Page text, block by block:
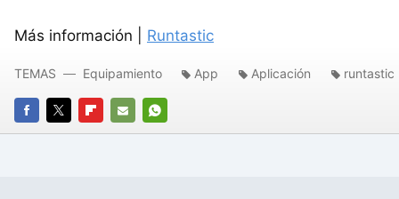
Más información | Runtastic
FACEBOOK
TWITTERFLIPBOARD
E-
WHATSAPP
TEMAS Equipamiento App Aplicación runtastic